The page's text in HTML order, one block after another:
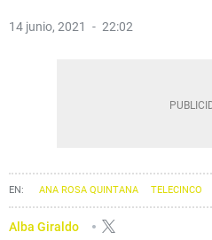
14 junio, 2021 22:02
ANA ROSA QUINTANA TELECINCO
ANTONIO DAVID FLORES
Alba Giraldo